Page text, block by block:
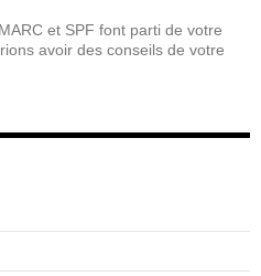
et SPF font parti de votre
avoir des conseils de votre